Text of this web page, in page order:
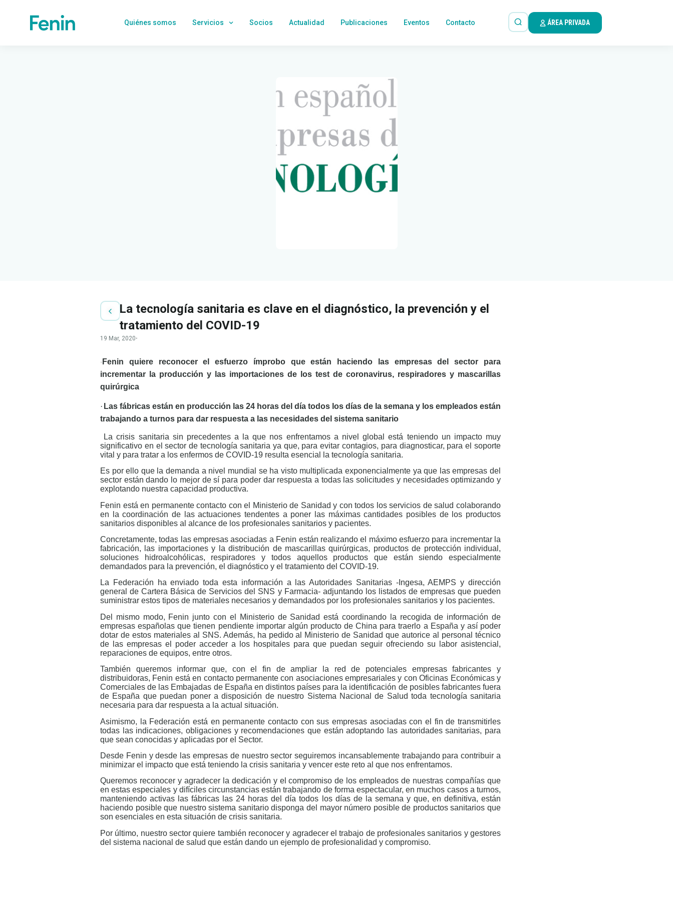
Quiénes somos Servicios Socios Actualidad Publicaciones Eventos Contacto ÁREA PRIVADA
La tecnología sanitaria es clave en el diagnóstico, la prevención y el
tratamiento del COVID-19
19 Mar, 2020·
· Fenin quiere reconocer el esfuerzo ímprobo que están haciendo las empresas del sector para
incrementar la producción y las importaciones de los test de coronavirus, respiradores y mascarillas
quirúrgica
· Las fábricas están en producción las 24 horas del día todos los días de la semana y los empleados están
trabajando a turnos para dar respuesta a las necesidades del sistema sanitario
La crisis sanitaria sin precedentes a la que nos enfrentamos a nivel global está teniendo un impacto muy
significativo en el sector de tecnología sanitaria ya que, para evitar contagios, para diagnosticar, para el soporte
vital y para tratar a los enfermos de COVID-19 resulta esencial la tecnología sanitaria.
Es por ello que la demanda a nivel mundial se ha visto multiplicada exponencialmente ya que las empresas del
sector están dando lo mejor de sí para poder dar respuesta a todas las solicitudes y necesidades optimizando y
explotando nuestra capacidad productiva.
Fenin está en permanente contacto con el Ministerio de Sanidad y con todos los servicios de salud colaborando
en la coordinación de las actuaciones tendentes a poner las máximas cantidades posibles de los productos
sanitarios disponibles al alcance de los profesionales sanitarios y pacientes.
Concretamente, todas las empresas asociadas a Fenin están realizando el máximo esfuerzo para incrementar la
fabricación, las importaciones y la distribución de mascarillas quirúrgicas, productos de protección individual,
soluciones hidroalcohólicas, respiradores y todos aquellos productos que están siendo especialmente
demandados para la prevención, el diagnóstico y el tratamiento del COVID-19.
La Federación ha enviado toda esta información a las Autoridades Sanitarias -Ingesa, AEMPS y dirección
general de Cartera Básica de Servicios del SNS y Farmacia- adjuntando los listados de empresas que pueden
suministrar estos tipos de materiales necesarios y demandados por los profesionales sanitarios y los pacientes.
Del mismo modo, Fenin junto con el Ministerio de Sanidad está coordinando la recogida de información de
empresas españolas que tienen pendiente importar algún producto de China para traerlo a España y así poder
dotar de estos materiales al SNS. Además, ha pedido al Ministerio de Sanidad que autorice al personal técnico
de las empresas el poder acceder a los hospitales para que puedan seguir ofreciendo su labor asistencial,
reparaciones de equipos, entre otros.
También queremos informar que, con el fin de ampliar la red de potenciales empresas fabricantes y
distribuidoras, Fenin está en contacto permanente con asociaciones empresariales y con Oficinas Económicas y
Comerciales de las Embajadas de España en distintos países para la identificación de posibles fabricantes fuera
de España que puedan poner a disposición de nuestro Sistema Nacional de Salud toda tecnología sanitaria
necesaria para dar respuesta a la actual situación.
Asimismo, la Federación está en permanente contacto con sus empresas asociadas con el fin de transmitirles
todas las indicaciones, obligaciones y recomendaciones que están adoptando las autoridades sanitarias, para
que sean conocidas y aplicadas por el Sector.
Desde Fenin y desde las empresas de nuestro sector seguiremos incansablemente trabajando para contribuir a
minimizar el impacto que está teniendo la crisis sanitaria y vencer este reto al que nos enfrentamos.
Queremos reconocer y agradecer la dedicación y el compromiso de los empleados de nuestras compañías que
en estas especiales y difíciles circunstancias están trabajando de forma espectacular, en muchos casos a turnos,
manteniendo activas las fábricas las 24 horas del día todos los días de la semana y que, en definitiva, están
haciendo posible que nuestro sistema sanitario disponga del mayor número posible de productos sanitarios que
son esenciales en esta situación de crisis sanitaria.
Por último, nuestro sector quiere también reconocer y agradecer el trabajo de profesionales sanitarios y gestores
del sistema nacional de salud que están dando un ejemplo de profesionalidad y compromiso.